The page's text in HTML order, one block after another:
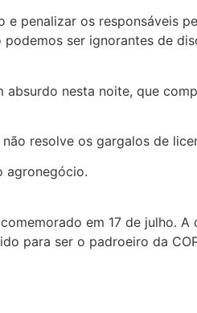
penalizar os responsáveis
podemos ser ignorantes de
nesta noite, que
resolve os gargalos de
agronegócio.
em 17 de julho.
para ser o padroeiro da